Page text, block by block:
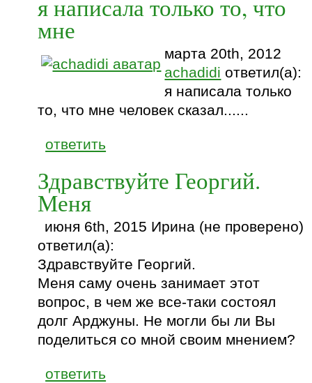
я написала только то, что
мне
марта 20th, 2012
achadidi ответил(а):
я написала только
то, что мне человек сказал......
ответить
Здравствуйте Георгий.
Меня
июня 6th, 2015 Ирина (не проверено)
ответил(а):
Здравствуйте Георгий.
Меня саму очень занимает этот
вопрос, в чем же все-таки состоял
долг Арджуны. Не могли бы ли Вы
поделиться со мной своим мнением?
ответить